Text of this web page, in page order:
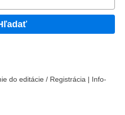
do editácie / Registrácia | Info-